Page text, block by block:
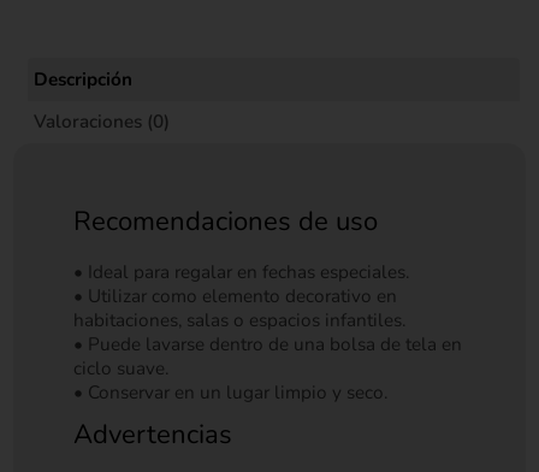
Descripción
Valoraciones (0)
Recomendaciones de uso
• Ideal para regalar en fechas especiales.
• Utilizar como elemento decorativo en
habitaciones, salas o espacios infantiles.
• Puede lavarse dentro de una bolsa de tela en
ciclo suave.
• Conservar en un lugar limpio y seco.
Advertencias